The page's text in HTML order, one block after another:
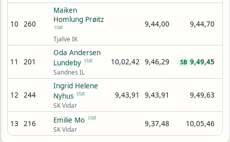
10 260
Maiken
Homlung Prøitz
stat
Tjalve IK
9,44,00 9,44,70
11 201
Oda Andersen
Lundeby stat
Sandnes IL
10,02,42 9,46,29 9,49,45
SB
12 244
Ingrid Helene
Nyhus stat
SK Vidar
9,43,91 9,43,91 9,49,63
13 216 Emilie Mo stat
SK Vidar
9,37,48 10,05,46